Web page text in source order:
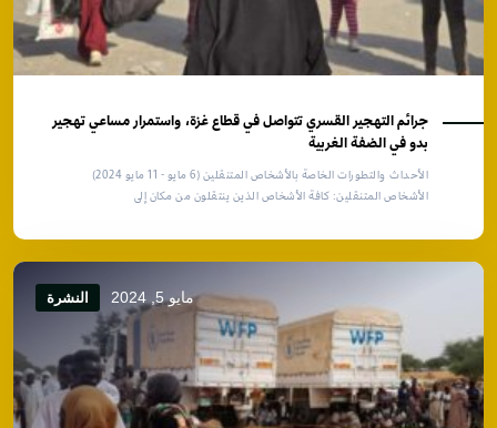
جرائم التهجير القسري تتواصل في قطاع غزة، واستمرار مساعي تهجير
بدو في الضفة الغربية
الأحداث والتطورات الخاصة بالأشخاص المتنقلين (6 مايو - 11 مايو 2024)
الأشخاص المتنقلين: كافة الأشخاص الذين ينتقلون من مكان إلى
مايو 5, 2024 النشرة